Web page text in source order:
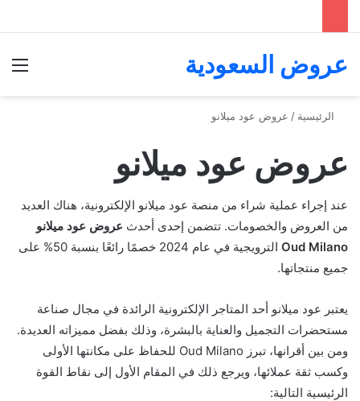
عروض السعودية
الرئيسية / عروض عود ميلانو
عروض عود ميلانو
عند إجراء عملية شراء من منصة عود ميلانو الإلكترونية، هناك العديد
من العروض والخصومات. تتضمن إحدى أحدث عروض عود ميلانو
Oud Milano
الترويجية في عام 2024 خصمًا رائعًا بنسبة 50% على
جميع منتجاتها.
يعتبر عود ميلانو أحد المتاجر الإلكترونية الرائدة في مجال صناعة
مستحضرات التجميل والعناية بالبشرة، وذلك بفضل مميزاته العديدة.
ومن بين أقرانها، تبرز Oud Milano للحفاظ على مكانتها الأولى
وكسب ثقة عملائها، ويرجع ذلك في المقام الأول إلى نقاط القوة
الرئيسية التالية: